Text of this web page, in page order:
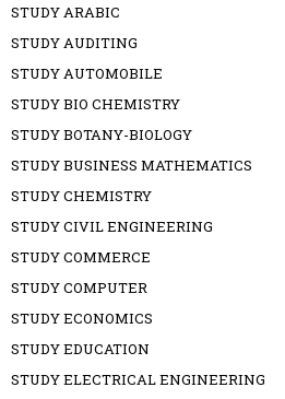
STUDY ARABIC
STUDY AUDITING
STUDY AUTOMOBILE
STUDY BIO CHEMISTRY
STUDY BOTANY-BIOLOGY
STUDY BUSINESS MATHEMATICS
STUDY CHEMISTRY
STUDY CIVIL ENGINEERING
STUDY COMMERCE
STUDY COMPUTER
STUDY ECONOMICS
STUDY EDUCATION
STUDY ELECTRICAL ENGINEERING